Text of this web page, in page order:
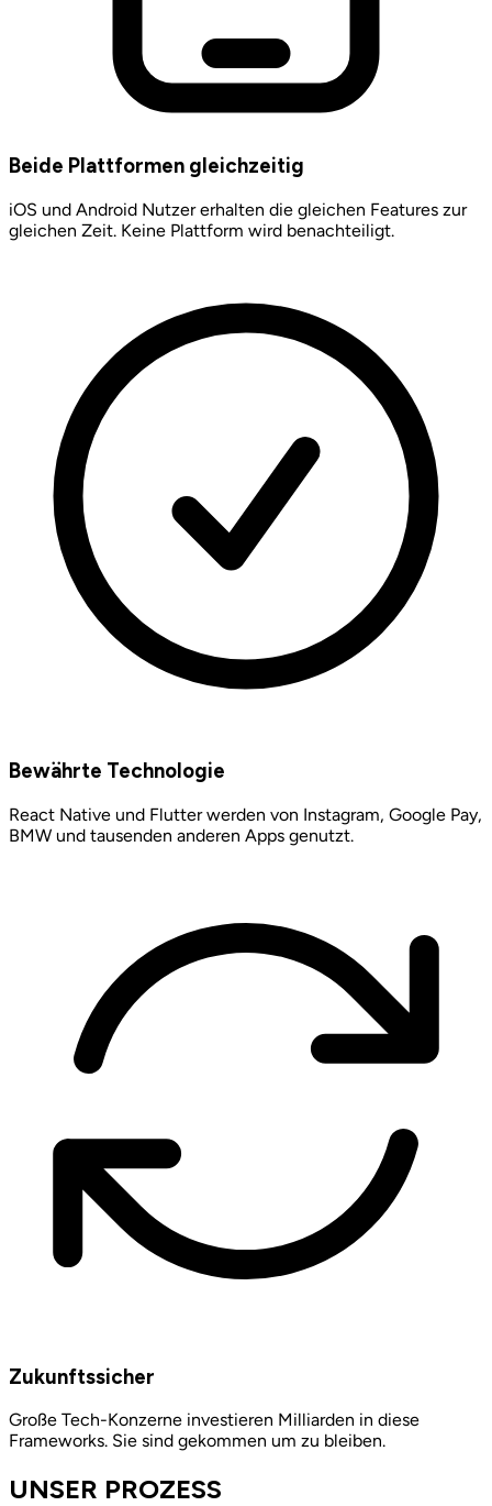
Beide Plattformen gleichzeitig
iOS und Android Nutzer erhalten die gleichen Features zur
gleichen Zeit. Keine Plattform wird benachteiligt.
Bewährte Technologie
React Native und Flutter werden von Instagram, Google Pay,
BMW und tausenden anderen Apps genutzt.
Zukunftssicher
Große Tech-Konzerne investieren Milliarden in diese
Frameworks. Sie sind gekommen um zu bleiben.
UNSER PROZESS